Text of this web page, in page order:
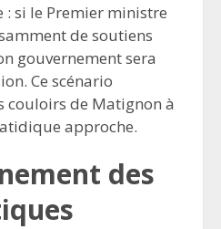
si le Premier ministre
de soutiens
gouvernement sera
Ce scénario
couloirs de Matignon à
approche.
des